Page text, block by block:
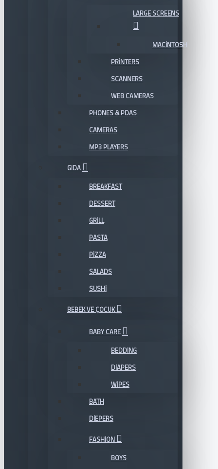
LARGE SCREENS
MACINTOSH
PRINTERS
SCANNERS
WEB CAMERAS
PHONES & PDAS
CAMERAS
MP3 PLAYERS
GIDA
BREAKFAST
DESSERT
GRILL
PASTA
PIZZA
SALADS
SUSHI
BEBEK VE ÇOCUK
BABY CARE
BEDDING
DIAPERS
WIPES
BATH
DIEPERS
FASHION
BOYS